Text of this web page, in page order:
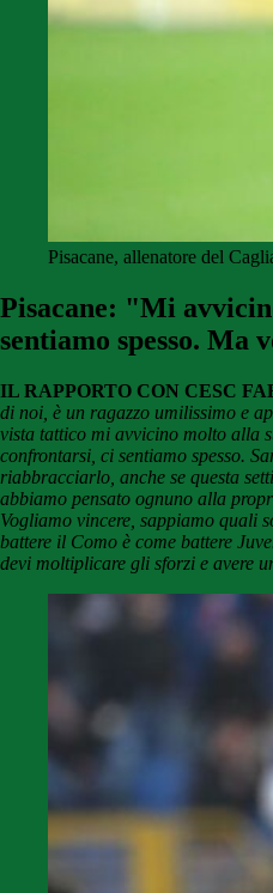
Pisacane, allenatore del
Pisacane: "Mi
sentiamo spesso. Ma
IL RAPPORTO CON CESC
di noi, è un ragazzo umilissimo e
vista tattico mi avvicino molto alla
confrontarsi, ci sentiamo spesso.
riabbracciarlo, anche se questa
abbiamo pensato ognuno alla
Vogliamo vincere, sappiamo quali
battere il Como è come battere
devi moltiplicare gli sforzi e avere